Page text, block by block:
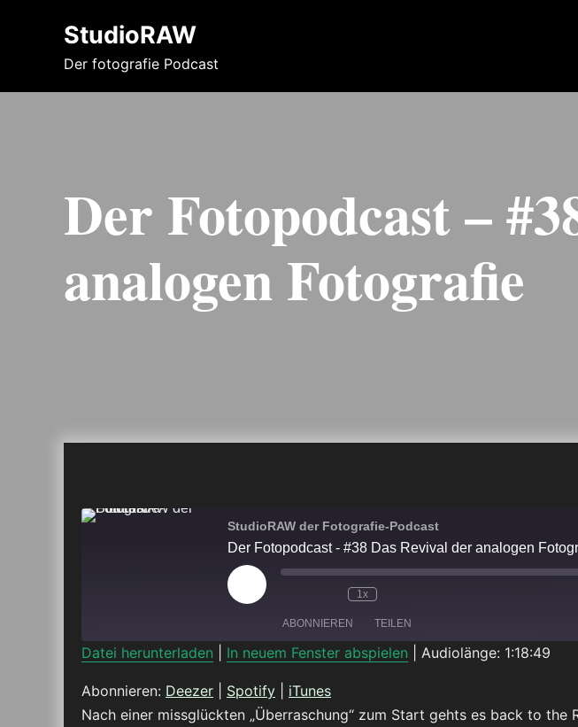
StudioRAW
Der fotografie Podcast
Der Fotopodcast –
analogen Fotografie
StudioRAW der Fotografie-Podcast
Der Fotopodcast - #38 Das Revival der analogen
Play
Episode
1x
ABONNIEREN TEILEN
RSS FEED
LINK
Datei herunterladen In neuem Fenster abspielen Audiolänge: 1:18:49
Abonnieren: Deezer Spotify
iTunes
Nach einer missglückten „Überraschung“ zum Start gehts es back to